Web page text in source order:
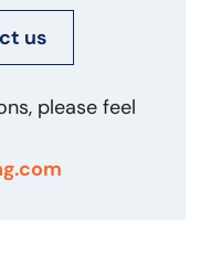
us
please feel